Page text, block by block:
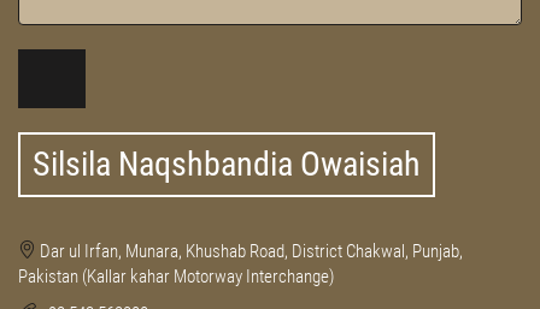
Silsila Naqshbandia Owaisiah
Dar ul Irfan, Munara, Khushab Road, District Chakwal, Punjab,
Pakistan (Kallar kahar Motorway Interchange)